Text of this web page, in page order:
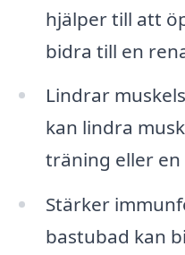
hjälper till att
bidra till en
Lindrar
kan lindra
träning eller
Stärker
bastubad kan